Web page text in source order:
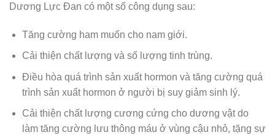
Dương Lực Đan có một số công dụng sau:
Tăng cường ham muốn cho nam giới.
Cải thiện chất lượng và số lượng tinh trùng.
Điều hòa quá trình sản xuất hormon và tăng cường quá
trình sản xuất hormon ở người bị suy giảm sinh lý.
Cải thiện chất lượng cương cứng cho dương vật do
làm tăng cường lưu thông máu ở vùng cậu nhỏ, tặng sự